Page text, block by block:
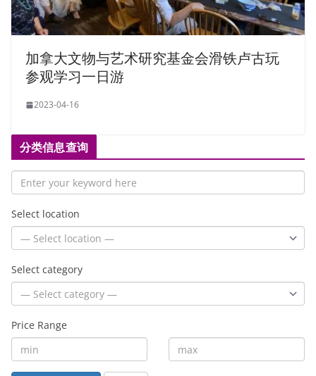
加拿大文物与艺术研究基金会滑铁卢古玩
参观学习一日游
2023-04-16
分类信息查询
Select location
Select category
Price Range